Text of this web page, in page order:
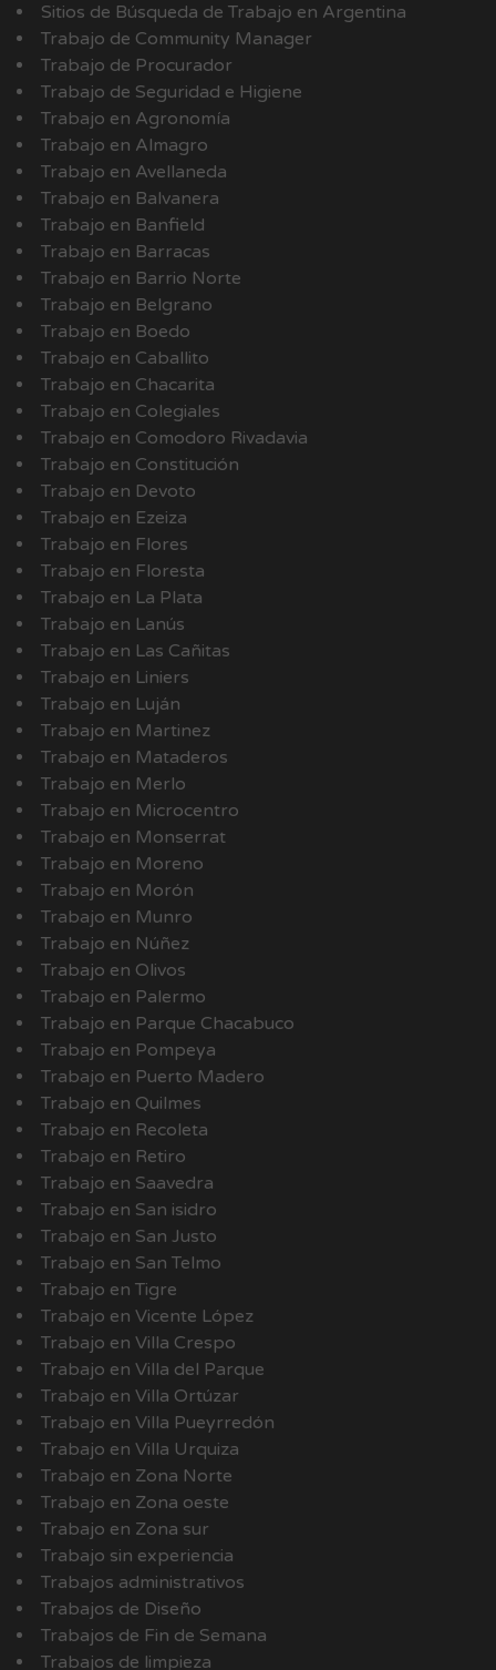
Sitios de Búsqueda de Trabajo en Argentina
Trabajo de Community Manager
Trabajo de Procurador
Trabajo de Seguridad e Higiene
Trabajo en Agronomía
Trabajo en Almagro
Trabajo en Avellaneda
Trabajo en Balvanera
Trabajo en Banfield
Trabajo en Barracas
Trabajo en Barrio Norte
Trabajo en Belgrano
Trabajo en Boedo
Trabajo en Caballito
Trabajo en Chacarita
Trabajo en Colegiales
Trabajo en Comodoro Rivadavia
Trabajo en Constitución
Trabajo en Devoto
Trabajo en Ezeiza
Trabajo en Flores
Trabajo en Floresta
Trabajo en La Plata
Trabajo en Lanús
Trabajo en Las Cañitas
Trabajo en Liniers
Trabajo en Luján
Trabajo en Martinez
Trabajo en Mataderos
Trabajo en Merlo
Trabajo en Microcentro
Trabajo en Monserrat
Trabajo en Moreno
Trabajo en Morón
Trabajo en Munro
Trabajo en Núñez
Trabajo en Olivos
Trabajo en Palermo
Trabajo en Parque Chacabuco
Trabajo en Pompeya
Trabajo en Puerto Madero
Trabajo en Quilmes
Trabajo en Recoleta
Trabajo en Retiro
Trabajo en Saavedra
Trabajo en San isidro
Trabajo en San Justo
Trabajo en San Telmo
Trabajo en Tigre
Trabajo en Vicente López
Trabajo en Villa Crespo
Trabajo en Villa del Parque
Trabajo en Villa Ortúzar
Trabajo en Villa Pueyrredón
Trabajo en Villa Urquiza
Trabajo en Zona Norte
Trabajo en Zona oeste
Trabajo en Zona sur
Trabajo sin experiencia
Trabajos administrativos
Trabajos de Diseño
Trabajos de Fin de Semana
Trabajos de limpieza